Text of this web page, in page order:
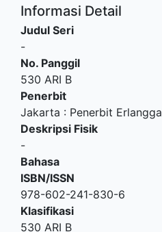
Informasi Detail
Judul Seri
-
No. Panggil
530 ARI B
Penerbit
Jakarta : Penerbit Erlangga
Deskripsi Fisik
-
Bahasa
ISBN/ISSN
978-602-241-830-6
Klasifikasi
530 ARI B